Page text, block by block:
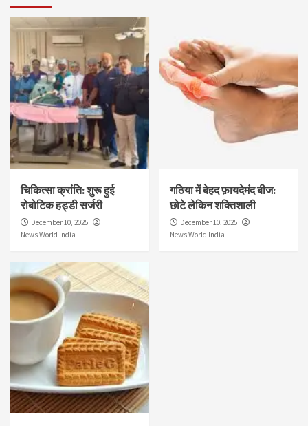
चिकित्सा क्रांति: शुरू हुई
रोबोटिक हड्डी सर्जरी
December 10, 2025
News World India
गठिया में बेहद फ़ायदेमंद बीज:
छोटे लेकिन शक्तिशाली
December 10, 2025
News World India